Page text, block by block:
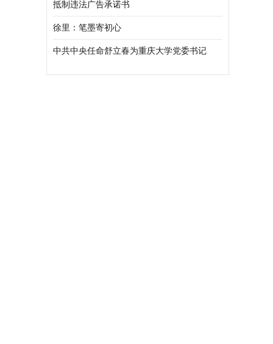
抵制违法广告承诺书
徐里：笔墨寄初心
中共中央任命舒立春为重庆大学党委书记